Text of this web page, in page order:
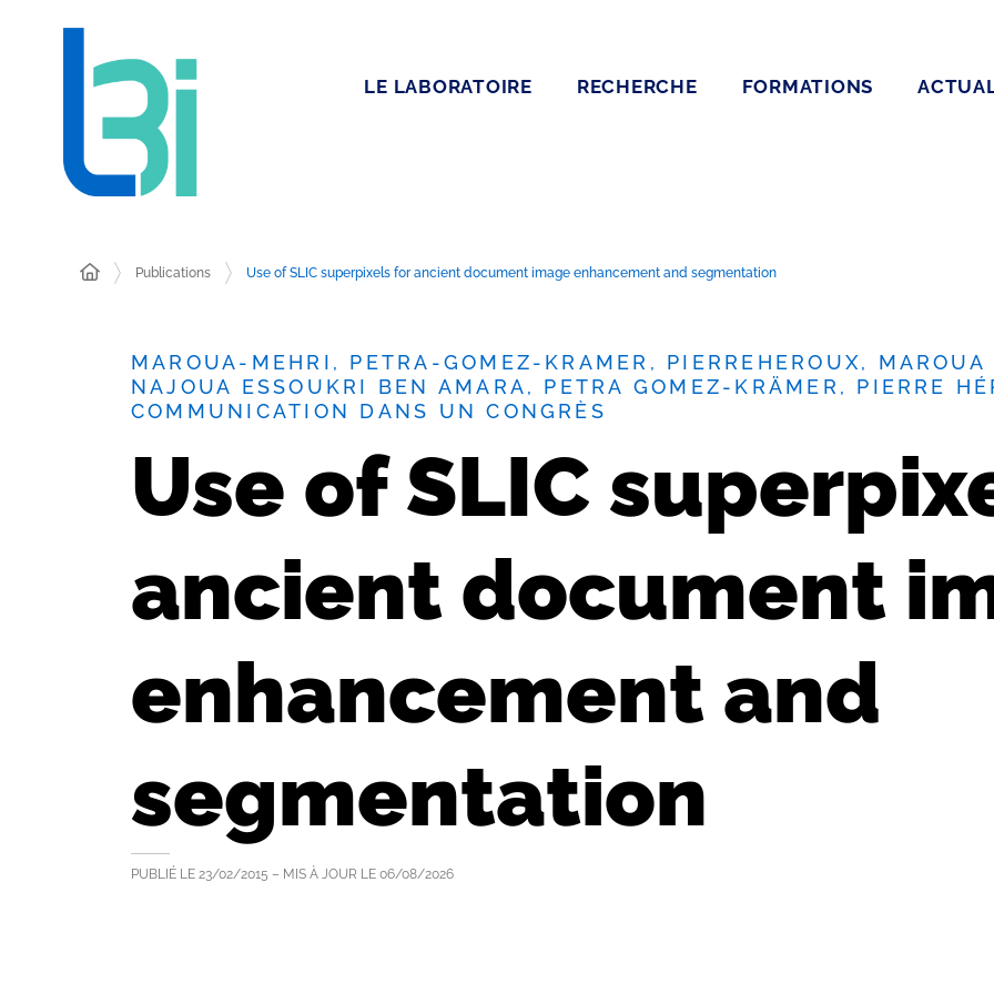
LE LABORATOIRE RECHERCHE FORMATIONS
Publications Use of SLIC superpixels for ancient document image enhancement and segmentation
MAROUA-MEHRI, PETRA-GOMEZ-KRAMER, PIERREHEROUX,
NAJOUA ESSOUKRI BEN AMARA, PETRA GOMEZ-KRÄMER, PIERRE
COMMUNICATION DANS UN CONGRÈS
Use of SLIC
ancient document
enhancement and
segmentation
PUBLIÉ LE 23/02/2015 – MIS À JOUR LE 06/08/2026